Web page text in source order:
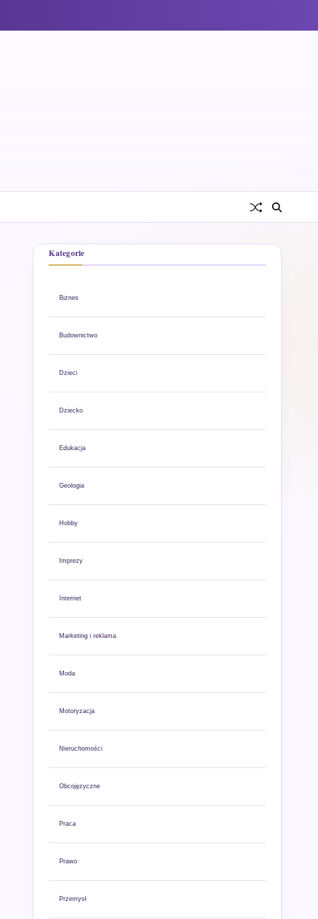
Kategorie
Biznes
Budownictwo
Dzieci
Dziecko
Edukacja
Geologia
Hobby
Imprezy
Internet
Marketing i reklama
Moda
Motoryzacja
Nieruchomości
Obcojęzyczne
Praca
Prawo
Przemysł